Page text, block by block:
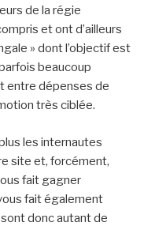
de la régie
et ont d’ailleurs
» dont l’objectif est
beaucoup
entre dépenses de
très ciblée.
les internautes
site et, forcément,
fait gagner
fait également
donc autant de